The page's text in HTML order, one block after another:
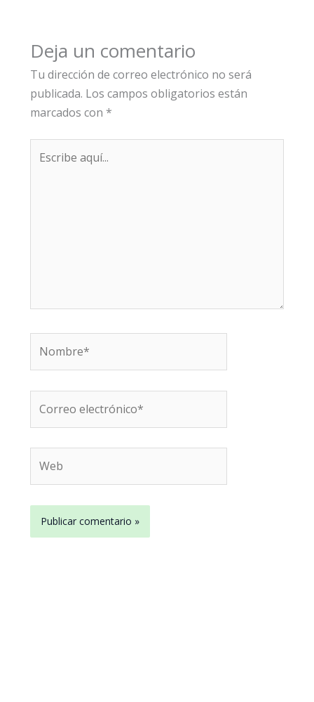
Deja un comentario
Tu dirección de correo electrónico no será
publicada. Los campos obligatorios están
marcados con *
aquí...
electrónico*